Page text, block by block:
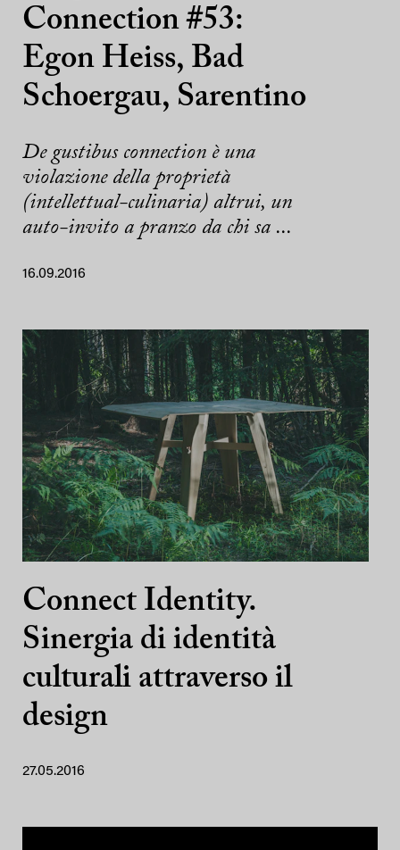
Connection #53:
Egon Heiss, Bad
Schoergau, Sarentino
De gustibus connection è una
violazione della proprietà
(intellettual-culinaria) altrui, un
auto-invito a pranzo da chi sa ...
16.09.2016
Connect Identity.
Sinergia di identità
culturali attraverso il
design
27.05.2016